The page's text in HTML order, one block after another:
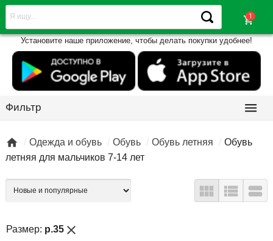
shopping_cart
Установите наше приложение, чтобы делать покупки удобнее!
Фильтр 
 Одежда и обувь Обувь Обувь летняя
Обувь
летняя для мальчиков 7-14 лет
  
Размер: р.35 close